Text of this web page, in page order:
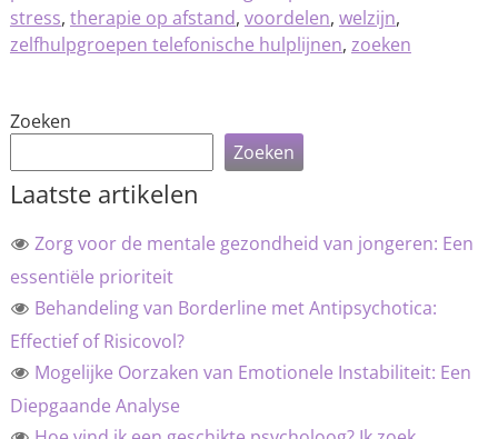
stress, therapie op afstand, voordelen, welzijn,
zelfhulpgroepen telefonische hulplijnen, zoeken
Zoeken
Zoeken
Laatste artikelen
Zorg voor de mentale gezondheid van jongeren: Een
essentiële prioriteit
Behandeling van Borderline met Antipsychotica:
Effectief of Risicovol?
Mogelijke Oorzaken van Emotionele Instabiliteit: Een
Diepgaande Analyse